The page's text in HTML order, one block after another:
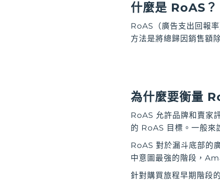
什麼是 RoAS？
RoAS（廣告支出回報
方法是將總歸因銷售額
為什麼要衡量
RoAS 允許品牌和賣家
的 RoAS 目標。一般來
RoAS 對於漏斗底部
中意圖最強的階段，
針對購買旅程早期階